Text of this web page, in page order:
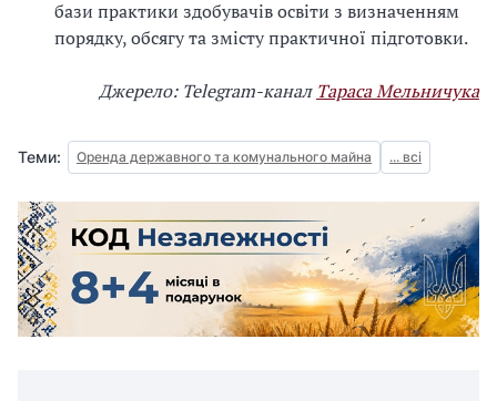
бази практики здобувачів освіти з визначенням
порядку, обсягу та змісту практичної підготовки.
Джерело: Telegram-канал Тараса Мельничука
Теми: Оренда державного та комунального майна ... всі